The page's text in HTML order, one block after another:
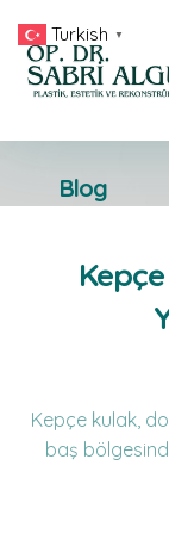
Blog
Kepçe kulak,
baş
Turkish ▼